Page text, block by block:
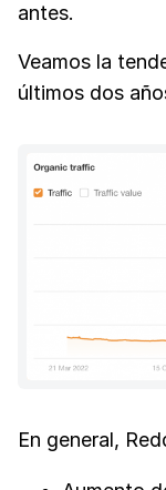
antes.
Veamos la
últimos dos
En general,